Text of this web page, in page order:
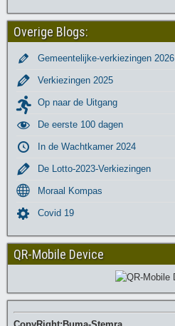
Overige Blogs:
Gemeentelijke-verkiezingen 2026
Verkiezingen 2025
Op naar de Uitgang
De eerste 100 dagen
In de Wachtkamer 2024
De Lotto-2023-Verkiezingen
Moraal Kompas
Covid 19
QR-Mobile Device